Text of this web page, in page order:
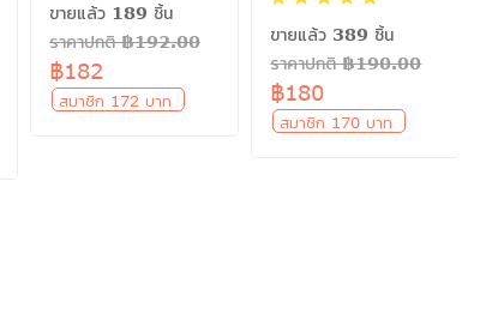
ขายแล้ว 189 ชิ้น
ราคาปกติ ฿192.00
฿182
สมาชิก 172 บาท
ขายแล้ว 389 ชิ้น
ราคาปกติ ฿190.00
฿180
สมาชิก 170 บาท